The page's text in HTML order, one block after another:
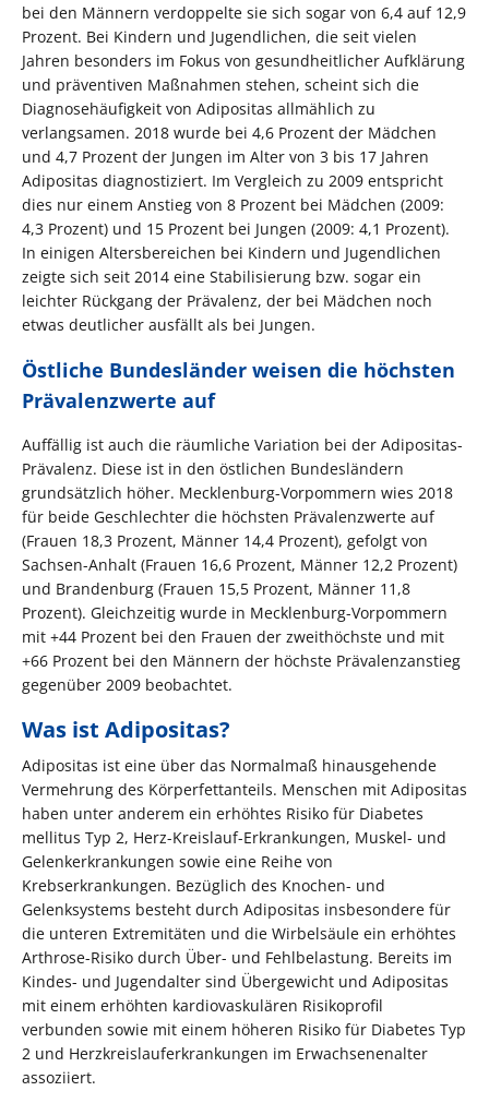
bei den Männern verdoppelte sie sich sogar von 6,4 auf 12,9
Prozent. Bei Kindern und Jugendlichen, die seit vielen
Jahren besonders im Fokus von gesundheitlicher Aufklärung
und präventiven Maßnahmen stehen, scheint sich die
Diagnosehäufigkeit von Adipositas allmählich zu
verlangsamen. 2018 wurde bei 4,6 Prozent der Mädchen
und 4,7 Prozent der Jungen im Alter von 3 bis 17 Jahren
Adipositas diagnostiziert. Im Vergleich zu 2009 entspricht
dies nur einem Anstieg von 8 Prozent bei Mädchen (2009:
4,3 Prozent) und 15 Prozent bei Jungen (2009: 4,1 Prozent).
In einigen Altersbereichen bei Kindern und Jugendlichen
zeigte sich seit 2014 eine Stabilisierung bzw. sogar ein
leichter Rückgang der Prävalenz, der bei Mädchen noch
etwas deutlicher ausfällt als bei Jungen.
Östliche Bundesländer weisen die höchsten
Prävalenzwerte auf
Auffällig ist auch die räumliche Variation bei der Adipositas-
Prävalenz. Diese ist in den östlichen Bundesländern
grundsätzlich höher. Mecklenburg-Vorpommern wies 2018
für beide Geschlechter die höchsten Prävalenzwerte auf
(Frauen 18,3 Prozent, Männer 14,4 Prozent), gefolgt von
Sachsen-Anhalt (Frauen 16,6 Prozent, Männer 12,2 Prozent)
und Brandenburg (Frauen 15,5 Prozent, Männer 11,8
Prozent). Gleichzeitig wurde in Mecklenburg-Vorpommern
mit +44 Prozent bei den Frauen der zweithöchste und mit
+66 Prozent bei den Männern der höchste Prävalenzanstieg
gegenüber 2009 beobachtet.
Was ist Adipositas?
Adipositas ist eine über das Normalmaß hinausgehende
Vermehrung des Körperfettanteils. Menschen mit Adipositas
haben unter anderem ein erhöhtes Risiko für Diabetes
mellitus Typ 2, Herz-Kreislauf-Erkrankungen, Muskel- und
Gelenkerkrankungen sowie eine Reihe von
Krebserkrankungen. Bezüglich des Knochen- und
Gelenksystems besteht durch Adipositas insbesondere für
die unteren Extremitäten und die Wirbelsäule ein erhöhtes
Arthrose-Risiko durch Über- und Fehlbelastung. Bereits im
Kindes- und Jugendalter sind Übergewicht und Adipositas
mit einem erhöhten kardiovaskulären Risikoprofil
verbunden sowie mit einem höheren Risiko für Diabetes Typ
2 und Herzkreislauferkrankungen im Erwachsenenalter
assoziiert.